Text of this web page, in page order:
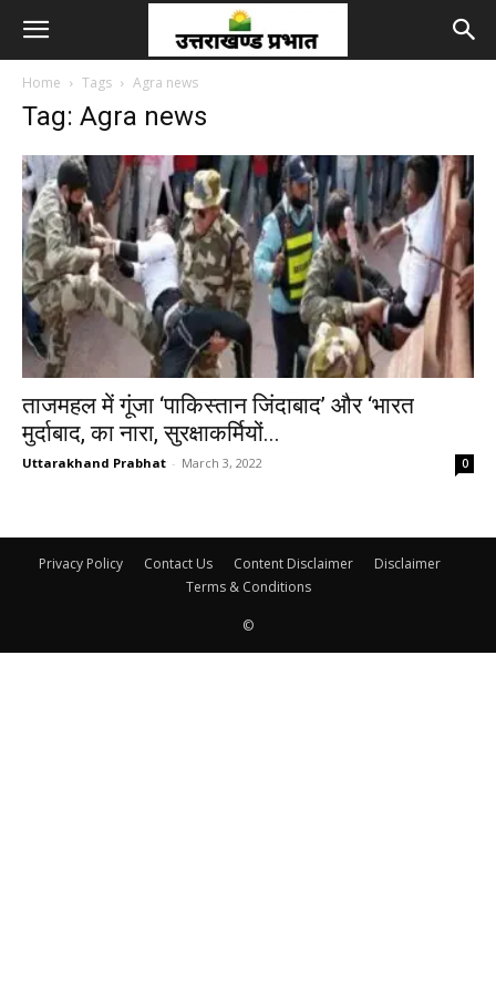
Home Tags Agra news
Tag: Agra news
ताजमहल में गूंजा ‘पाकिस्तान जिंदाबाद’ और ‘भारत
मुर्दाबाद, का नारा, सुरक्षाकर्मियों...
Uttarakhand Prabhat - March 3, 2022 0
Privacy Policy Contact Us Content Disclaimer
Disclaimer
Terms & Conditions
©